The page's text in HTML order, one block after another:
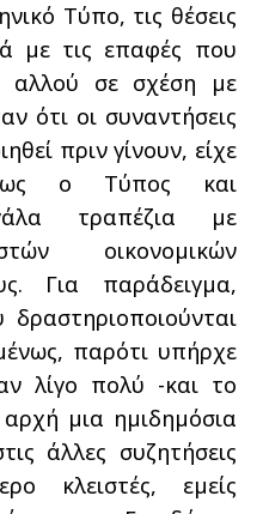
Τύπο, τις θέσεις
με τις επαφές που
αλλού σε σχέση με
ότι οι συναντήσεις
πριν γίνουν, είχε
ο Τύπος και
τραπέζια με
οικονομικών
Για παράδειγμα,
δραστηριοποιούνται
παρότι υπήρχε
λίγο πολύ -και το
μια ημιδημόσια
άλλες συζητήσεις
κλειστές, εμείς